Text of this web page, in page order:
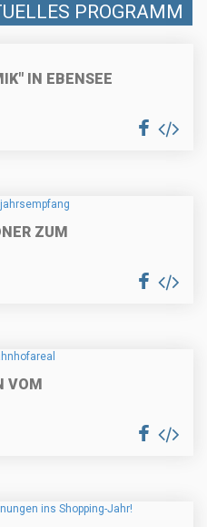
PROGRAMM
IN EBENSEE
ZUM N
VOM